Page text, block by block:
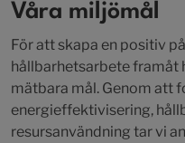
Våra miljömål
För att skapa en positiv
hållbarhetsarbete framåt
mätbara mål. Genom att
energieffektivisering,
resursanvändning tar vi